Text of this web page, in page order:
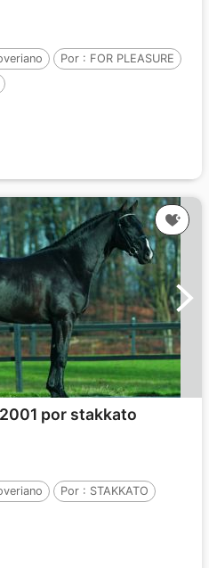
Por : FOR PLEASURE
por stakkato
Por : STAKKATO